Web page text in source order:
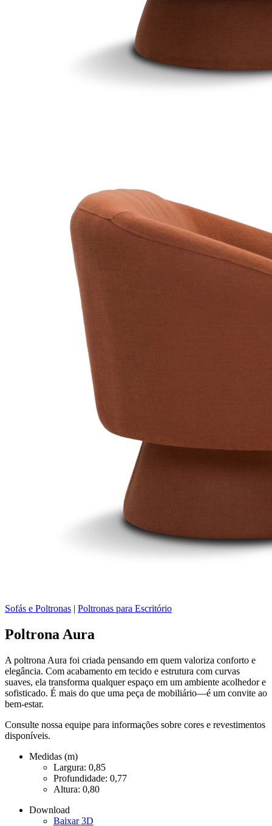
Sofás e Poltronas | Poltronas para Escritório
Poltrona Aura
A poltrona Aura foi criada pensando em quem valoriza conforto e
elegância. Com acabamento em tecido e estrutura com curvas
suaves, ela transforma qualquer espaço em um ambiente acolhedor e
sofisticado. É mais do que uma peça de mobiliário—é um convite ao
bem-estar.
Consulte nossa equipe para informações sobre cores e revestimentos
disponíveis.
Medidas (m)
Largura: 0,85
Profundidade: 0,77
Altura: 0,80
Download
Baixar 3D